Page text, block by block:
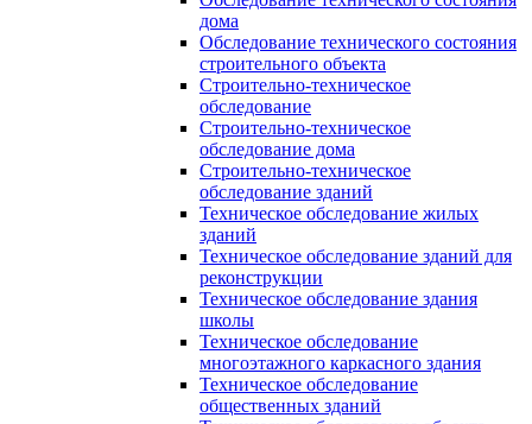
дома
Обследование технического состояния
строительного объекта
Строительно-техническое
обследование
Строительно-техническое
обследование дома
Строительно-техническое
обследование зданий
Техническое обследование жилых
зданий
Техническое обследование зданий для
реконструкции
Техническое обследование здания
школы
Техническое обследование
многоэтажного каркасного здания
Техническое обследование
общественных зданий